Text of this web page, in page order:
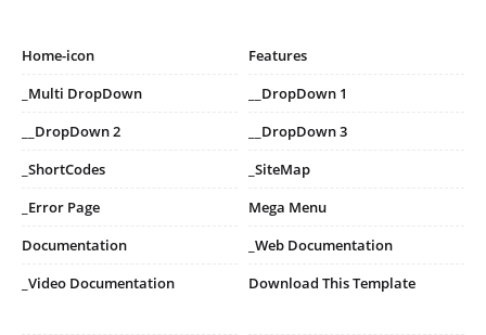
Home-icon
Features
_Multi DropDown
__DropDown 1
__DropDown 2
__DropDown 3
_ShortCodes
_SiteMap
_Error Page
Mega Menu
Documentation
_Web Documentation
_Video Documentation
Download This Template